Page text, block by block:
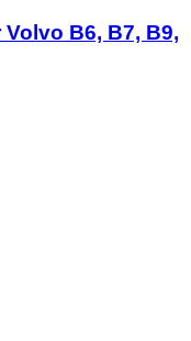
B6, B7, B9,